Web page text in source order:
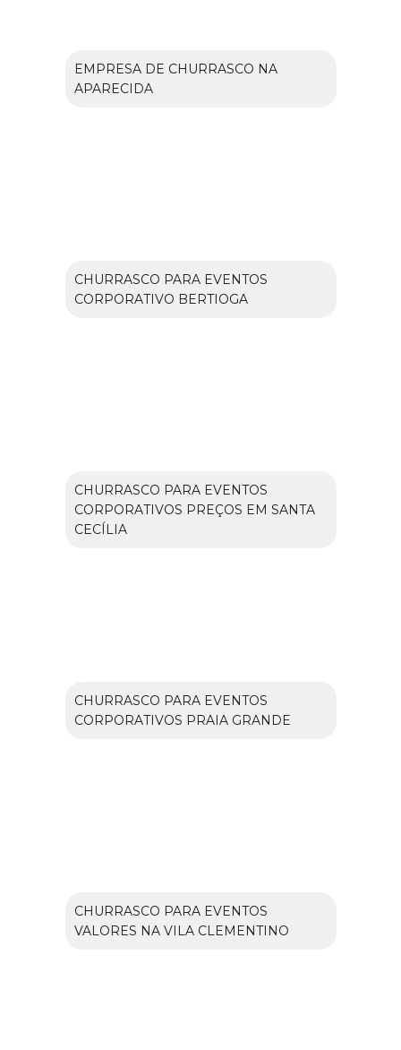
EMPRESA DE CHURRASCO NA
APARECIDA
CHURRASCO PARA EVENTOS
CORPORATIVO BERTIOGA
CHURRASCO PARA EVENTOS
CORPORATIVOS PREÇOS EM SANTA
CECÍLIA
CHURRASCO PARA EVENTOS
CORPORATIVOS PRAIA GRANDE
CHURRASCO PARA EVENTOS
VALORES NA VILA CLEMENTINO